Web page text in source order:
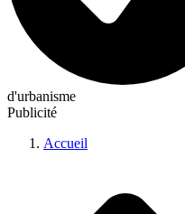
d'urbanisme
Publicité
Accueil